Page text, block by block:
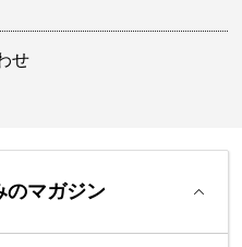
せ
のマガジン